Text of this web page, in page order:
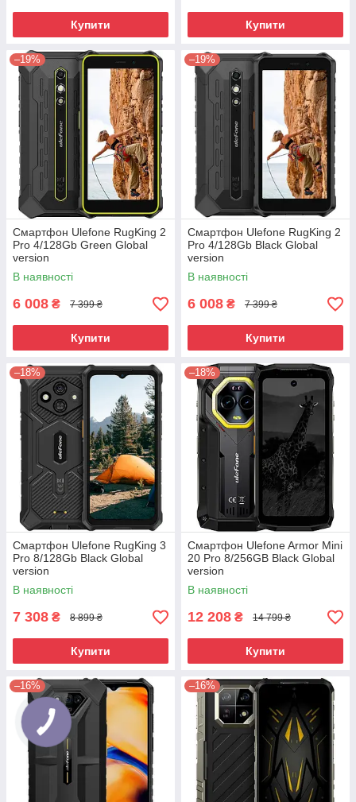
Купити Купити
–19%
Смартфон Ulefone RugKing 2
Pro 4/128Gb Green Global
version
В наявності
6 008 ₴ 7 399 ₴
Купити
–19%
Смартфон Ulefone RugKing 2
Pro 4/128Gb Black Global
version
В наявності
6 008 ₴ 7 399 ₴
Купити
–18%
Смартфон Ulefone RugKing 3
Pro 8/128Gb Black Global
version
В наявності
7 308 ₴ 8 899 ₴
Купити
–18%
Смартфон Ulefone Armor Mini
20 Pro 8/256GB Black Global
version
В наявності
12 208 ₴ 14 799 ₴
Купити
–16% –16%